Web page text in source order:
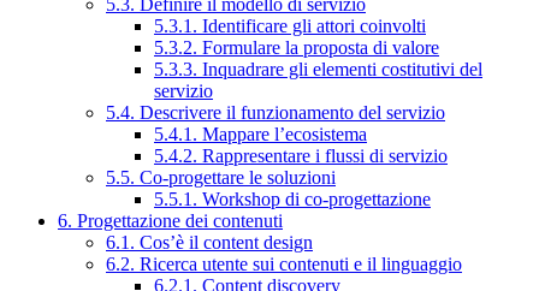
5.3. Definire il modello di servizio
5.3.1. Identificare gli attori coinvolti
5.3.2. Formulare la proposta di valore
5.3.3. Inquadrare gli elementi costitutivi del
servizio
5.4. Descrivere il funzionamento del servizio
5.4.1. Mappare l’ecosistema
5.4.2. Rappresentare i flussi di servizio
5.5. Co-progettare le soluzioni
5.5.1. Workshop di co-progettazione
6. Progettazione dei contenuti
6.1. Cos’è il content design
6.2. Ricerca utente sui contenuti e il linguaggio
6.2.1. Content discovery